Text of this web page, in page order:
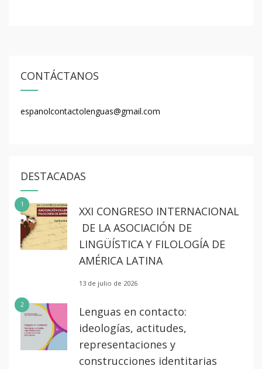
CONTÁCTANOS
espanolcontactolenguas@gmail.com
DESTACADAS
1
XXI CONGRESO INTERNACIONAL
DE LA ASOCIACIÓN DE
LINGÜÍSTICA Y FILOLOGÍA DE
AMÉRICA LATINA
13 de julio de 2026
2
Lenguas en contacto:
ideologías, actitudes,
representaciones y
construcciones identitarias